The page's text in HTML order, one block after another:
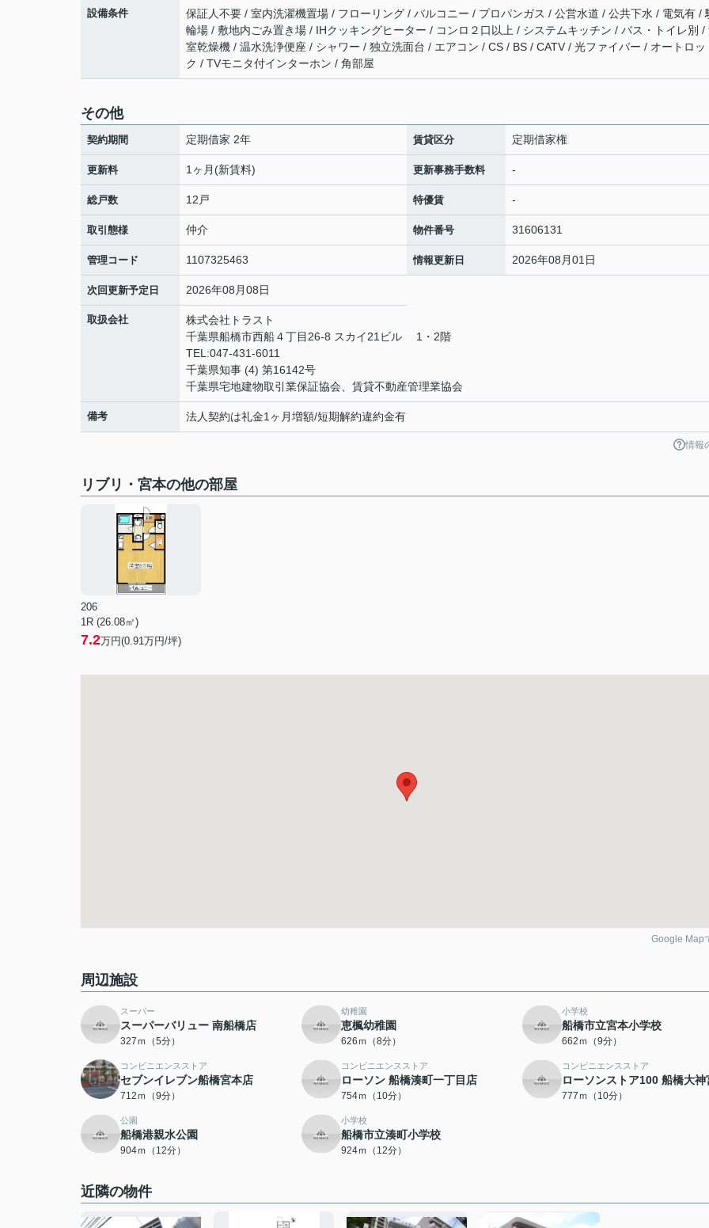
設備条件
保証人不要 / 室内洗濯機置場 / フローリング / バルコニー / プロパンガス / 公営水道 / 公共下水 / 電気有 /
輪場 / 敷地内ごみ置き場 / IHクッキングヒーター / コンロ２口以上 / システムキッチン / バス・トイレ別 /
室乾燥機 / 温水洗浄便座 / シャワー / 独立洗面台 / エアコン / CS / BS / CATV / 光ファイバー / オートロッ
ク / TVモニタ付インターホン / 角部屋
その他
契約期間 定期借家 2年 賃貸区分 定期借家権
更新料 1ヶ月(新賃料) 更新事務手数料 -
総戸数 12戸 特優賃 -
取引態様 仲介 物件番号 31606131
管理コード 1107325463 情報更新日 2026年08月01日
次回更新予定日 2026年08月08日
取扱会社
株式会社トラスト
千葉県船橋市西船４丁目26-8 スカイ21ビル 1・2階
TEL:047-431-6011
千葉県知事 (4) 第16142号
千葉県宅地建物取引業保証協会、賃貸不動産管理業協会
備考 法人契約は礼金1ヶ月増額/短期解約違約金有
情報
リブリ・宮本の他の部屋
206
1R (26.08㎡)
7.2万円(0.91万円/坪)
Google Map
周辺施設
スーパー
スーパーバリュー 南船橋店
327ｍ（5分）
幼稚園
恵楓幼稚園
626ｍ（8分）
小学校
船橋市立宮本小学校
662ｍ（9分）
コンビニエンスストア
セブンイレブン船橋宮本店
712ｍ（9分）
コンビニエンスストア
ローソン 船橋湊町一丁目店
754ｍ（10分）
コンビニエンスストア
ローソンストア100 船橋大神
777ｍ（10分）
公園
船橋港親水公園
904ｍ（12分）
小学校
船橋市立湊町小学校
924ｍ（12分）
近隣の物件